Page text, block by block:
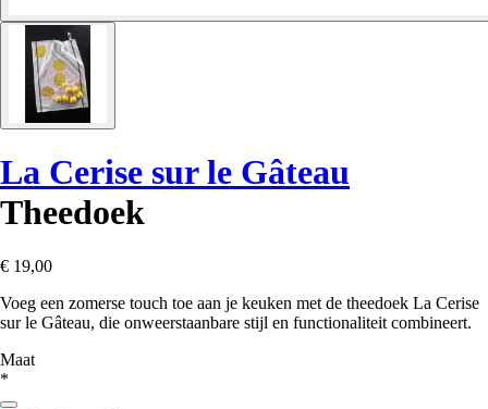
La Cerise sur le Gâteau
Theedoek
€ 19,00
Voeg een zomerse touch toe aan je keuken met de theedoek La Cerise
sur le Gâteau, die onweerstaanbare stijl en functionaliteit combineert.
Maat
*